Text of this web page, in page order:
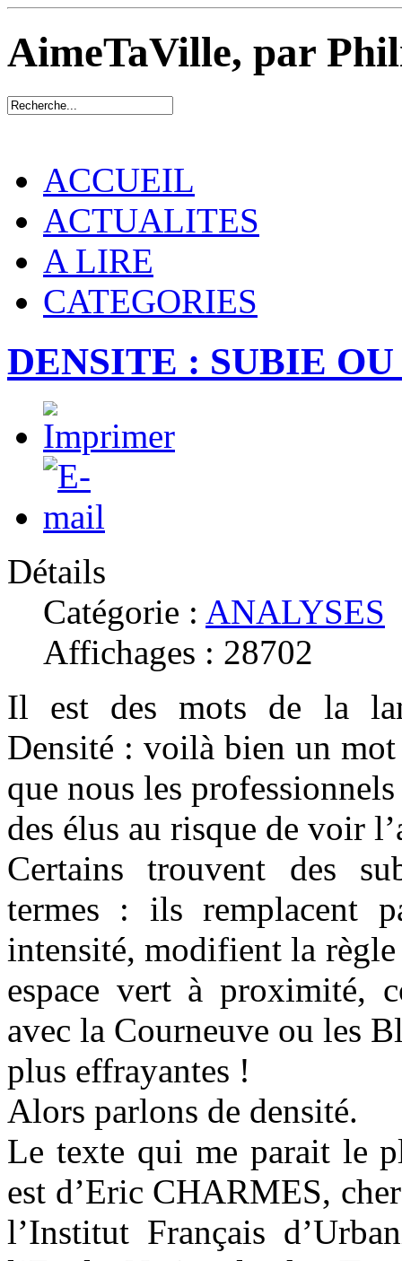
AimeTaVille, par
ACCUEIL
ACTUALITES
A LIRE
CATEGORIES
DENSITE : SUBIE
Détails
Catégorie : ANALYSES
Affichages : 28702
Il est des mots de la
Densité : voilà bien un
que nous les
des élus au risque de voir
Certains trouvent des
termes : ils remplacent
intensité, modifient la
espace vert à proximité,
avec la Courneuve ou les
plus effrayantes !
Alors parlons de densité.
Le texte qui me parait le
est d’Eric CHARMES,
l’Institut Français